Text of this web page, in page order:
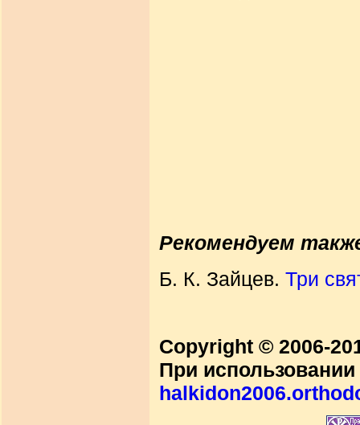
Рекомендуем
Б. К. Зайцев. Три
Copyright © 2006-
При